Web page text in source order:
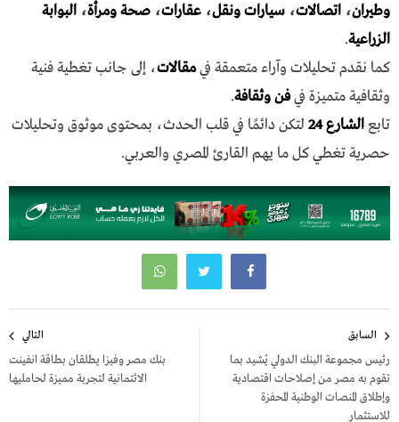
وطيران، اتصالات، سيارات ونقل، عقارات، صحة ومرأة، البوابة
الزراعية.
كما نقدم تحليلات وآراء متعمقة فيمقالات، إلى جانب تغطية فنية
وثقافية متميزة فيفن وثقافة.
تابعالشارع 24
لتكن دائمًا في قلب الحدث، بمحتوى موثوق وتحليلات
حصرية تغطي كل ما يهم القارئ المصري والعربي.
المقالات
السابق
رئيس مجموعة البنك الدولي يُشيد بما
تقوم به مصر من إصلاحات اقتصادية
وإطلاق المنصات الوطنية المحفزة
للاستثمار
التالي
بنك مصر وفيزا يطلقان بطاقة انفينت
الائتمانية لتجربة مميزة لحامليها